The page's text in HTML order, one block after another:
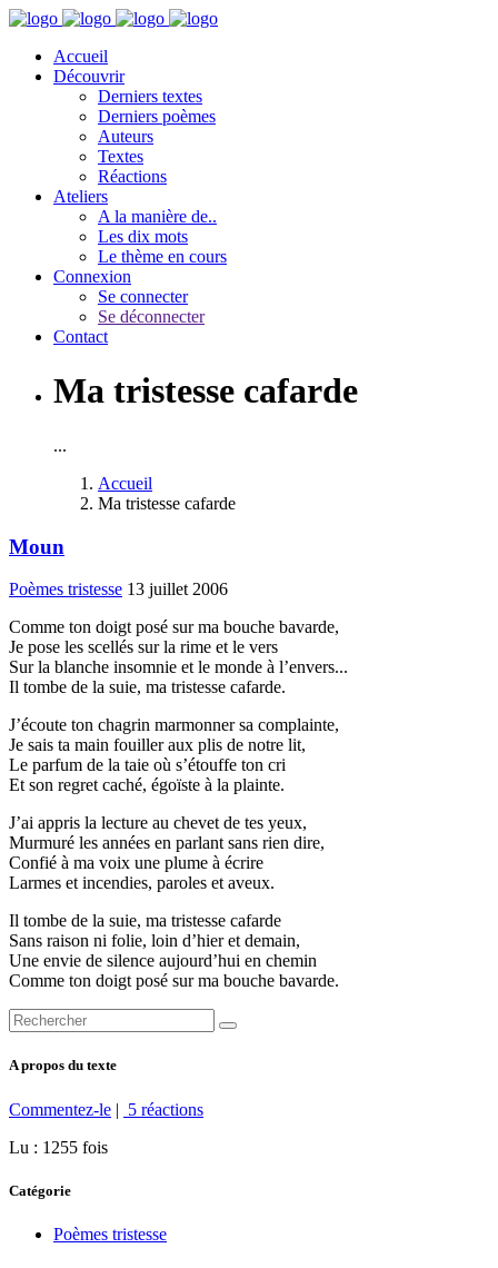
Accueil
Découvrir
Derniers textes
Derniers poèmes
Auteurs
Textes
Réactions
Ateliers
A la manière de..
Les dix mots
Le thème en cours
Connexion
Se connecter
Se déconnecter
Contact
Ma tristesse cafarde
...
Accueil
Ma tristesse cafarde
Moun
Poèmes tristesse 13 juillet 2006
Comme ton doigt posé sur ma bouche bavarde,
Je pose les scellés sur la rime et le vers
Sur la blanche insomnie et le monde à l’envers...
Il tombe de la suie, ma tristesse cafarde.
J’écoute ton chagrin marmonner sa complainte,
Je sais ta main fouiller aux plis de notre lit,
Le parfum de la taie où s’étouffe ton cri
Et son regret caché, égoïste à la plainte.
J’ai appris la lecture au chevet de tes yeux,
Murmuré les années en parlant sans rien dire,
Confié à ma voix une plume à écrire
Larmes et incendies, paroles et aveux.
Il tombe de la suie, ma tristesse cafarde
Sans raison ni folie, loin d’hier et demain,
Une envie de silence aujourd’hui en chemin
Comme ton doigt posé sur ma bouche bavarde.
A propos du texte
Commentez-le | 5 réactions
Lu : 1255 fois
Catégorie
Poèmes tristesse